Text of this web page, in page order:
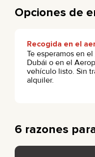
Opciones de
Recogida en el
Te esperamos en
Dubái o en el
vehículo listo. Sin
alquiler.
6 razones